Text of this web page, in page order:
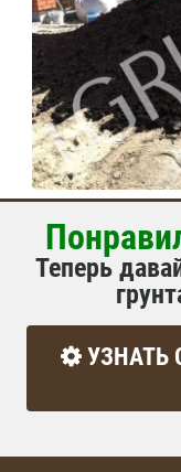
Теперь
УЗНАТЬ